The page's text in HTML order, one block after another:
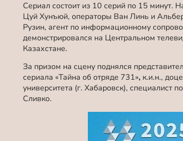
Сериал состоит из 10 серий по 15 минут.
Цуй Хунъюй, операторы Ван Линь и
Рузин, агент по информационному
демонстрировался на Центральном
Казахстане.
За призом на сцену поднялся
сериала «Тайна об отряде 731», к.и.н.,
университета (г. Хабаровск), специалист
Сливко.